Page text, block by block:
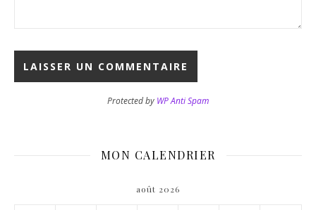
Protected by WP Anti Spam
MON CALENDRIER
août 2026